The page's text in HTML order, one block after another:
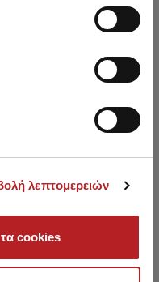
λεπτομερειών
cookies